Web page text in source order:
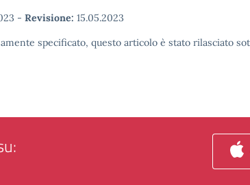
- Revisione: 15.05.2023
specificato, questo articolo è stato rilasciato